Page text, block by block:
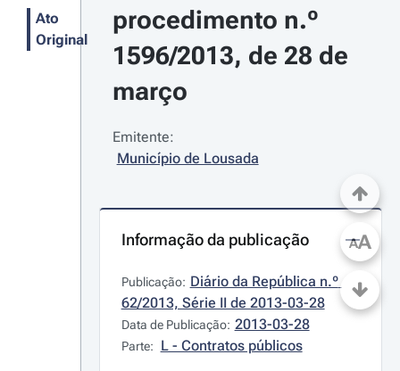
Ato
Original
procedimento n.º
1596/2013, de 28 de
março
Emitente:
Município de Lousada
Informação da publicação
Publicação: Diário da República n.º
62/2013, Série II de 2013-03-28
Data de Publicação: 2013-03-28
Parte: L - Contratos públicos
AA